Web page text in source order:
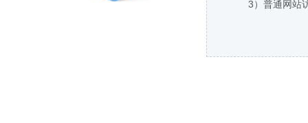
3）普通网站